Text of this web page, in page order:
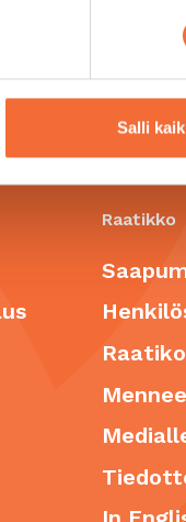
Salli
ovat
Raatikko